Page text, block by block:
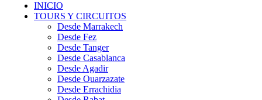
INICIO
TOURS Y CIRCUITOS
Desde Marrakech
Desde Fez
Desde Tanger
Desde Casablanca
Desde Agadir
Desde Ouarzazate
Desde Errachidia